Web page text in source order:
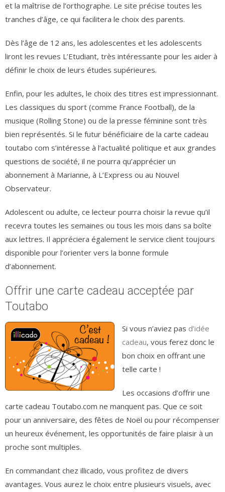
et la maîtrise de l’orthographe. Le site précise toutes les
tranches d’âge, ce qui facilitera le choix des parents.
Dès l’âge de 12 ans, les adolescentes et les adolescents
liront les revues L’Etudiant, très intéressante pour les aider à
définir le choix de leurs études supérieures.
Enfin, pour les adultes, le choix des titres est impressionnant.
Les classiques du sport (comme France Football), de la
musique (Rolling Stone) ou de la presse féminine sont très
bien représentés. Si le futur bénéficiaire de la carte cadeau
toutabo com s’intéresse à l’actualité politique et aux grandes
questions de société, il ne pourra qu’apprécier un
abonnement à Marianne, à L’Express ou au Nouvel
Observateur.
Adolescent ou adulte, ce lecteur pourra choisir la revue qu’il
recevra toutes les semaines ou tous les mois dans sa boîte
aux lettres. Il appréciera également le service client toujours
disponible pour l’orienter vers la bonne formule
d’abonnement.
Offrir une carte cadeau acceptée par
Toutabo
Si vous n’aviez pas d’idée
cadeau, vous ferez donc le
bon choix en offrant une
telle carte !
Les occasions d’offrir une
carte cadeau Toutabo.com ne manquent pas. Que ce soit
pour un anniversaire, des fêtes de Noël ou pour récompenser
un heureux événement, les opportunités de faire plaisir à un
proche sont multiples.
En commandant chez illicado, vous profitez de divers
avantages. Vous aurez le choix entre plusieurs visuels, avec